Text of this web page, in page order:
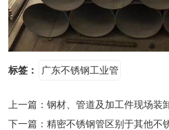
标签： 广东不锈钢工业管
上一篇： 钢材、管道及加工件现场装
下一篇： 精密不锈钢管区别于其他不